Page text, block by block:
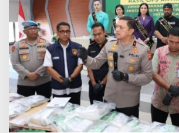
a
r
4
3
5
K
a
s
u
s
N